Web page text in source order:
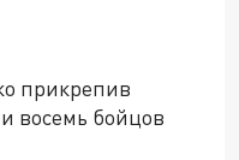
прикрепив
восемь бойцов